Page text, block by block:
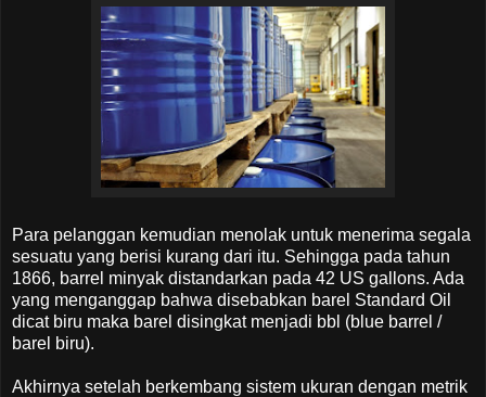
Para pelanggan kemudian menolak untuk menerima segala
sesuatu yang berisi kurang dari itu. Sehingga pada tahun
1866, barrel minyak distandarkan pada 42 US gallons. Ada
yang menganggap bahwa disebabkan barel Standard Oil
dicat biru maka barel disingkat menjadi bbl (blue barrel /
barel biru).
Akhirnya setelah berkembang sistem ukuran dengan metrik